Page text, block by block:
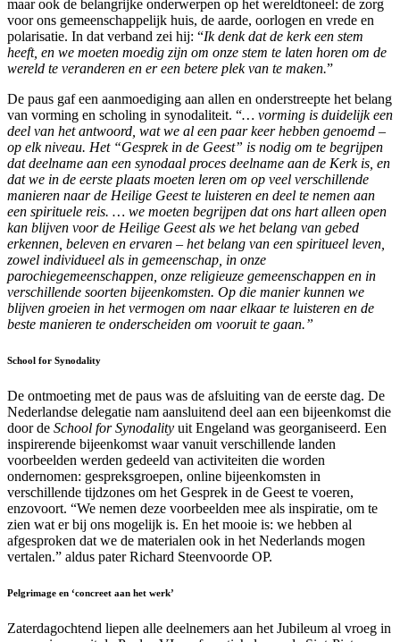
maar ook de belangrijke onderwerpen op het wereldtoneel: de zorg
voor ons gemeenschappelijk huis, de aarde, oorlogen en vrede en
polarisatie. In dat verband zei hij: “Ik denk dat de kerk een stem
heeft, en we moeten moedig zijn om onze stem te laten horen om de
wereld te veranderen en er een betere plek van te maken.”
De paus gaf een aanmoediging aan allen en onderstreepte het belang
van vorming en scholing in synodaliteit. “… vorming is duidelijk een
deel van het antwoord, wat we al een paar keer hebben genoemd –
op elk niveau. Het “Gesprek in de Geest” is nodig om te begrijpen
dat deelname aan een synodaal proces deelname aan de Kerk is, en
dat we in de eerste plaats moeten leren om op veel verschillende
manieren naar de Heilige Geest te luisteren en deel te nemen aan
een spirituele reis. … we moeten begrijpen dat ons hart alleen open
kan blijven voor de Heilige Geest als we het belang van gebed
erkennen, beleven en ervaren – het belang van een spiritueel leven,
zowel individueel als in gemeenschap, in onze
parochiegemeenschappen, onze religieuze gemeenschappen en in
verschillende soorten bijeenkomsten. Op die manier kunnen we
blijven groeien in het vermogen om naar elkaar te luisteren en de
beste manieren te onderscheiden om vooruit te gaan.”
School for Synodality
De ontmoeting met de paus was de afsluiting van de eerste dag. De
Nederlandse delegatie nam aansluitend deel aan een bijeenkomst die
door de School for Synodality uit Engeland was georganiseerd. Een
inspirerende bijeenkomst waar vanuit verschillende landen
voorbeelden werden gedeeld van activiteiten die worden
ondernomen: gespreksgroepen, online bijeenkomsten in
verschillende tijdzones om het Gesprek in de Geest te voeren,
enzovoort. “We nemen deze voorbeelden mee als inspiratie, om te
zien wat er bij ons mogelijk is. En het mooie is: we hebben al
afgesproken dat we de materialen ook in het Nederlands mogen
vertalen.” aldus pater Richard Steenvoorde OP.
Pelgrimage en ‘concreet aan het werk’
Zaterdagochtend liepen alle deelnemers aan het Jubileum al vroeg in